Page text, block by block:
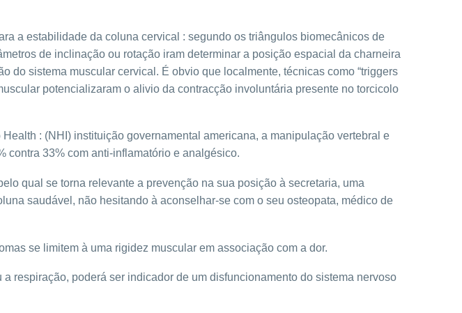
a estabilidade da coluna cervical : segundo os triângulos biomecânicos de
de inclinação ou rotação iram determinar a posição espacial da charneira
do sistema muscular cervical. É obvio que localmente, técnicas como “triggers
potencializaram o alivio da contracção involuntária presente no torcicolo
: (NHI) instituição governamental americana, a manipulação vertebral e
contra 33% com anti-inflamatório e analgésico.
qual se torna relevante a prevenção na sua posição à secretaria, uma
saudável, não hesitando à aconselhar-se com o seu osteopata, médico de
se limitem à uma rigidez muscular em associação com a dor.
respiração, poderá ser indicador de um disfuncionamento do sistema nervoso